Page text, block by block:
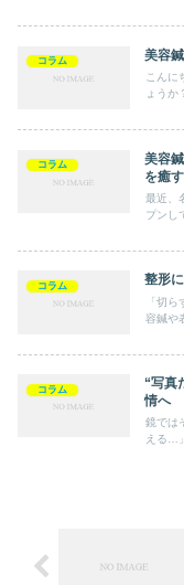
コラム 美容
こんに
ょう
コラム
美容
を癒す
最近、
プンし
コラム 整形
「切
容鍼や
コラム
“写真
情へ
鏡では
える…